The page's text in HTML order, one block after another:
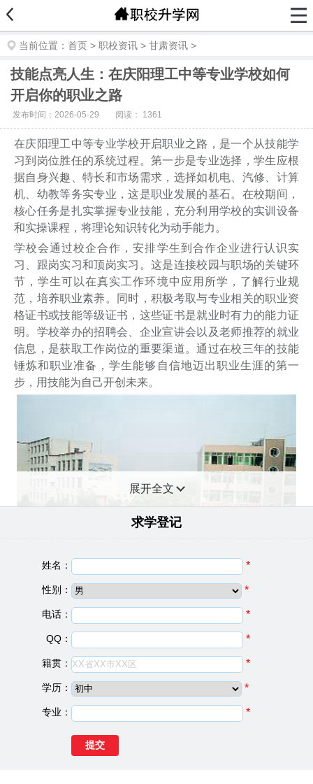
当前位置： 首页 > 职校资讯 > 甘肃资讯 >
技能点亮人生：在庆阳理工中等专业学校如何
开启你的职业之路
发布时间：2026-05-29 阅读： 1361
在庆阳理工中等专业学校开启职业之路，是一个从技能学
习到岗位胜任的系统过程。第一步是专业选择，学生应根
据自身兴趣、特长和市场需求，选择如机电、汽修、计算
机、幼教等务实专业，这是职业发展的基石。在校期间，
核心任务是扎实掌握专业技能，充分利用学校的实训设备
和实操课程，将理论知识转化为动手能力。
学校会通过校企合作，安排学生到合作企业进行认识实
习、跟岗实习和顶岗实习。这是连接校园与职场的关键环
节，学生可以在真实工作环境中应用所学，了解行业规
范，培养职业素养。同时，积极考取与专业相关的职业资
格证书或技能等级证书，这些证书是就业时有力的能力证
明。学校举办的招聘会、企业宣讲会以及老师推荐的就业
信息，是获取工作岗位的重要渠道。通过在校三年的技能
锤炼和职业准备，学生能够自信地迈出职业生涯的第一
步，用技能为自己开创未来。
2009
院校类型： 中专学校
学校地址： 庆阳市西峰区长庆大道
庆阳理工中等专业学校是2009年4月经省教育厅、省发改
校、庆阳财校、庆阳商校、庆阳会计函授学校。学校占地
257亩，总建筑面积57796.96平方米。目前已经建成综合
办公楼、教学楼、综合实训楼、学生公寓楼、餐饮楼，有
展开全文
求学登记
姓名： *
性别： *
电话： *
QQ： *
籍贯： *
学历： *
专业： *